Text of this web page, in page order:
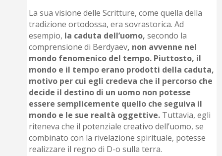
La sua visione delle Scritture, come quella della
tradizione ortodossa, era sovrastorica. Ad
esempio, la caduta dell’uomo,secondo la
comprensione di Berdyaev, non avvenne nel
mondo fenomenico del tempo. Piuttosto, il
mondo e il tempo erano prodotti della caduta,
motivo per cui egli credeva che il percorso che
decide il destino di un uomo non potesse
essere semplicemente quello che seguiva il
mondo e le sue realtà oggettive. Tuttavia, egli
riteneva che il potenziale creativo dell’uomo, se
combinato con la rivelazione spirituale, potesse
realizzare il regno di D-o sulla terra.